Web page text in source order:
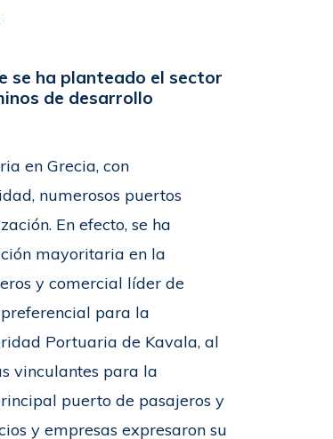
se ha planteado el sector
de desarrollo
en Grecia, con
numerosos puertos
En efecto, se ha
mayoritaria en la
y comercial líder de
para la
Portuaria de Kavala, al
vinculantes para la
puerto de pasajeros y
y empresas expresaron su